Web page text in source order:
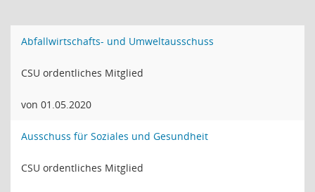
Abfallwirtschafts- und Umweltausschuss
CSU ordentliches Mitglied
von 01.05.2020
Ausschuss für Soziales und Gesundheit
CSU ordentliches Mitglied